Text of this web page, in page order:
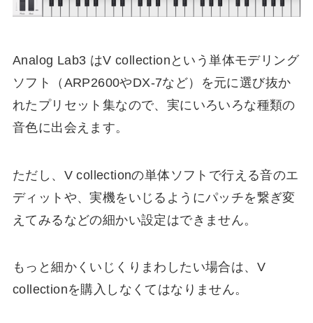
Analog Lab3 はV collectionという単体モデリング
ソフト（ARP2600やDX-7など）を元に選び抜か
れたプリセット集なので、実にいろいろな種類の
音色に出会えます。
ただし、V collectionの単体ソフトで行える音のエ
ディットや、実機をいじるようにパッチを繋ぎ変
えてみるなどの細かい設定はできません。
もっと細かくいじくりまわしたい場合は、V
collectionを購入しなくてはなりません。